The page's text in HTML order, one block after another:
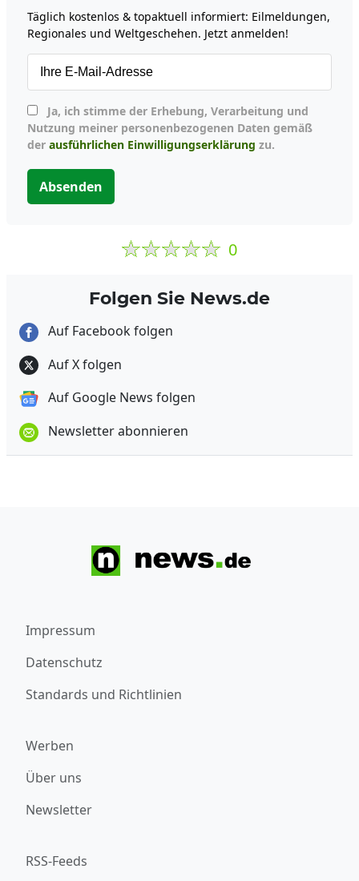
Täglich kostenlos & topaktuell informiert: Eilmeldungen,
Regionales und Weltgeschehen. Jetzt anmelden!
Nutzung meiner personenbezogenen Daten gemäß
der ausführlichen Einwilligungserklärung zu.
Absenden
0
Folgen Sie News.de
Auf Facebook folgen
Auf X folgen
Auf Google News folgen
Newsletter abonnieren
Impressum
Datenschutz
Standards und Richtlinien
Werben
Über uns
Newsletter
RSS-Feeds